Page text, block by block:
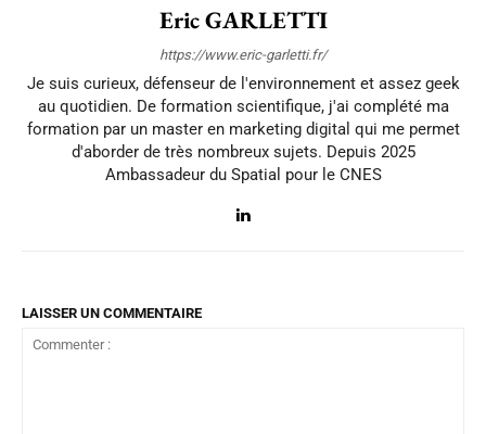
Eric GARLETTI
https://www.eric-garletti.fr/
Je suis curieux, défenseur de l'environnement et assez geek
au quotidien. De formation scientifique, j'ai complété ma
formation par un master en marketing digital qui me permet
d'aborder de très nombreux sujets. Depuis 2025
Ambassadeur du Spatial pour le CNES
LAISSER UN COMMENTAIRE